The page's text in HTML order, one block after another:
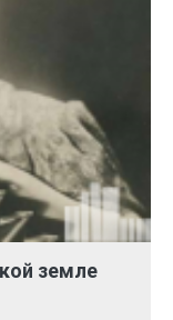
земле